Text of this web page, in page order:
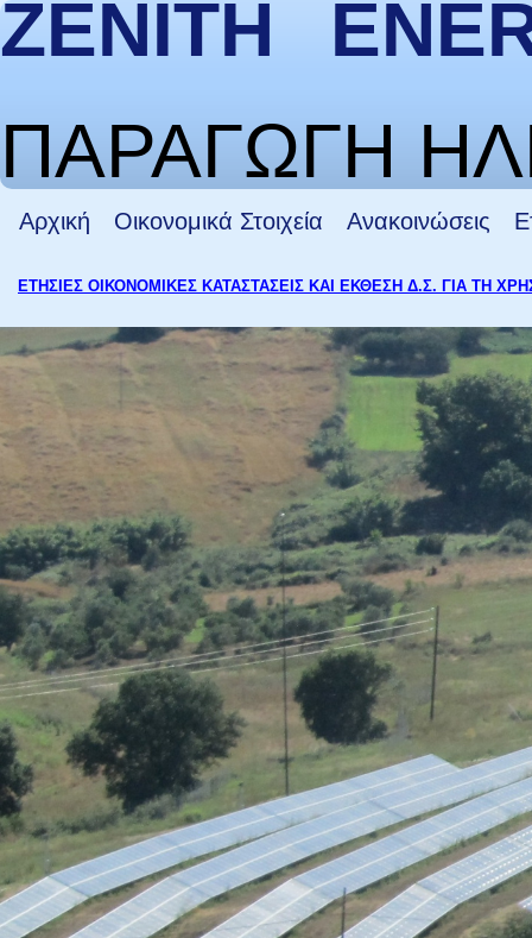
Αρχική Οικονομικά Στοιχεία Ανακοινώσεις
ZENITH
ΠΑΡΑΓΩΓΗ
ΕΤΗΣΙΕΣ ΟΙΚΟΝΟΜΙΚΕΣ ΚΑΤΑΣΤΑΣΕΙΣ ΚΑΙ ΕΚΘΕΣΗ Δ.Σ. ΓΙΑ ΤΗ